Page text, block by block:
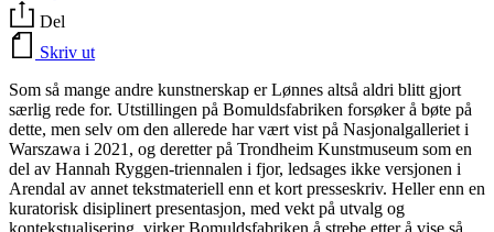
Del
Skriv ut
Som så mange andre kunstnerskap er Lønnes altså aldri blitt gjort
særlig rede for. Utstillingen på Bomuldsfabriken forsøker å bøte på
dette, men selv om den allerede har vært vist på Nasjonalgalleriet i
Warszawa i 2021, og deretter på Trondheim Kunstmuseum som en
del av Hannah Ryggen-triennalen i fjor, ledsages ikke versjonen i
Arendal av annet tekstmateriell enn et kort presseskriv. Heller enn en
kuratorisk disiplinert presentasjon, med vekt på utvalg og